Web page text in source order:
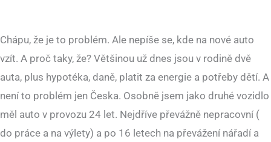
Chápu, že je to problém. Ale nepíše se, kde na nové auto
vzít. A proč taky, že? Většinou už dnes jsou v rodině dvě
auta, plus hypotéka, daně, platit za energie a potřeby dětí. A
není to problém jen Česka. Osobně jsem jako druhé vozidlo
měl auto v provozu 24 let. Nejdříve převážně nepracovní (
do práce a na výlety) a po 16 letech na převážení nářadí a